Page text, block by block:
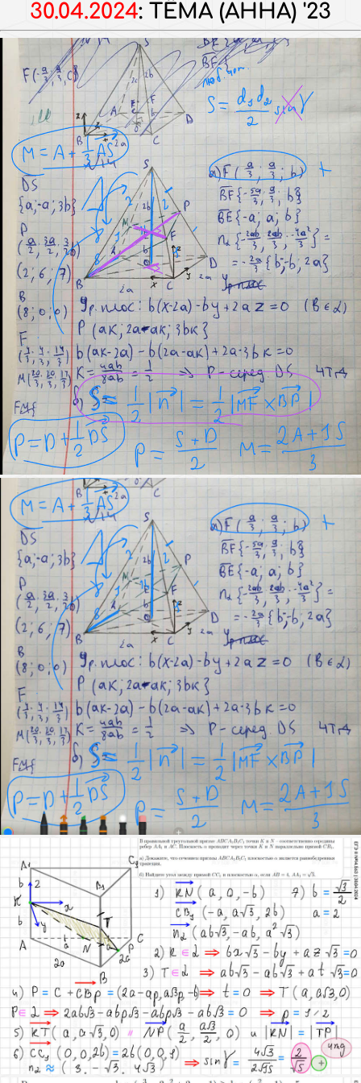
30.04.2024: ТЁМА (АННА) '23